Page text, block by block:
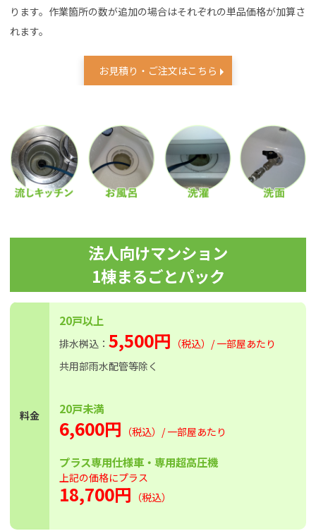
ります。作業箇所の数が追加の場合はそれぞれの単品価格が加算さ
れます。
お見積り・ご注文はこちら
法人向けマンション
1棟まるごとパック
料金
20戸以上
排水桝込： 5,500円 （税込）/ 一部屋あたり
共用部雨水配管等除く
20戸未満
6,600円 （税込）/ 一部屋あたり
プラス専用仕様車・専用超高圧機
上記の価格にプラス
18,700円 （税込）